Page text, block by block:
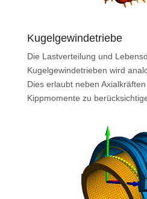
Kugelgewindetriebe
Die Lastverteilung und
Kugelgewindetrieben wird
Dies erlaubt neben
Kippmomente zu